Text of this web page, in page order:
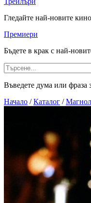
Гледайте най-новите
Премиери
Бъдете в крак с най-
Въведете дума или фраза
Начало / Каталог /